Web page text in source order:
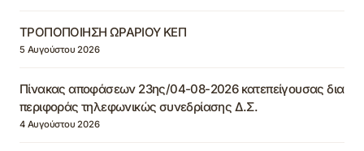
ΤΡΟΠΟΠΟΙΗΣΗ ΩΡΑΡΙΟΥ ΚΕΠ
5 Αυγούστου 2026
Πίνακας αποφάσεων 23ης/04-08-2026 κατεπείγουσας δια
περιφοράς τηλεφωνικώς συνεδρίασης Δ.Σ.
4 Αυγούστου 2026